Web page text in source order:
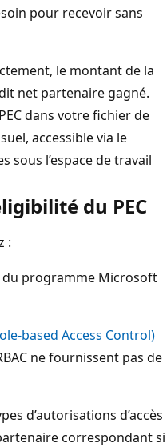
pour recevoir sans
le montant de la
net partenaire gagné.
dans votre fichier de
accessible via le
sous l’espace de travail
du PEC
:
programme Microsoft
based Access Control)
ne fournissent pas de
d’autorisations d’accès
correspondant si